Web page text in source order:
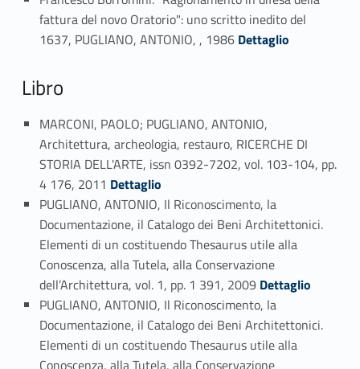
fattura del novo Oratorio": uno scritto inedito del
1637, PUGLIANO, ANTONIO, , 1986 Link identifier #identifier_person_156494-30
Dettaglio
Libro
MARCONI, PAOLO; PUGLIANO, ANTONIO,
Architettura, archeologia, restauro, RICERCHE DI
STORIA DELL'ARTE, issn 0392-7202, vol. 103-104, pp.
4 176, 2011 Link identifier #identifier_person_93748-31
Dettaglio
PUGLIANO, ANTONIO, Il Riconoscimento, la
Documentazione, il Catalogo dei Beni Architettonici.
Elementi di un costituendo Thesaurus utile alla
Conoscenza, alla Tutela, alla Conservazione
dell’Architettura, vol. 1, pp. 1 391, 2009 Link identifier #identifier_person_83330-32
Dettaglio
PUGLIANO, ANTONIO, Il Riconoscimento, la
Documentazione, il Catalogo dei Beni Architettonici.
Elementi di un costituendo Thesaurus utile alla
Conoscenza, alla Tutela, alla Conservazione